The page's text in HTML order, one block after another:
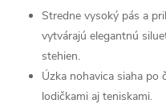
Stredne vysoký pás a
vytvárajú elegantnú
stehien.
Úzka nohavica siaha po
lodičkami aj teniskami.